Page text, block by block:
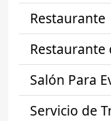
Restaurante
Restaurante
Salón Para
Servicio de